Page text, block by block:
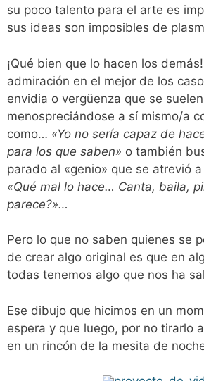
su poco talento para el arte es
sus ideas son imposibles de
¡Qué bien que lo hacen los
admiración en el mejor de los
envidia o vergüenza que se
menospreciándose a sí mismo/a
como… «Yo no sería capaz de
para los que saben» o también
parado al «genio» que se atrevió
«Qué mal lo hace… Canta, baila,
parece?»…
Pero lo que no saben quienes se
de crear algo original es que en
todas tenemos algo que nos ha
Ese dibujo que hicimos en un
espera y que luego, por no tirarlo
en un rincón de la mesita de